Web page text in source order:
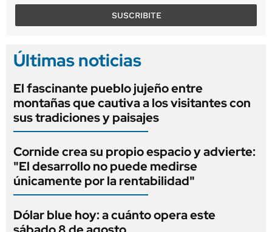
SUSCRIBITE
Últimas noticias
El fascinante pueblo jujeño entre
montañas que cautiva a los visitantes con
sus tradiciones y paisajes
Cornide crea su propio espacio y advierte:
"El desarrollo no puede medirse
únicamente por la rentabilidad"
Dólar blue hoy: a cuánto opera este